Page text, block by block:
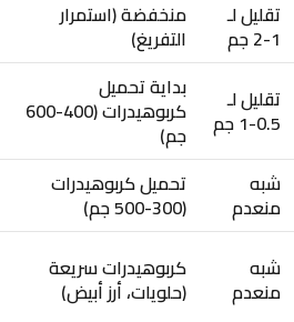
تقليل لـ
1-2 جم
منخفضة (استمرار
التفريغ)
تقليل لـ
0.5-1 جم
بداية تحميل
كربوهيدرات (400-600
جم)
شبه
منعدم
تحميل كربوهيدرات
(300-500 جم)
شبه
منعدم
كربوهيدرات سريعة
(حلويات، أرز أبيض)